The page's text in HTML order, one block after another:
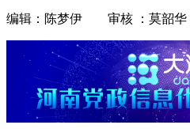
编辑：陈梦伊 审核 ：莫韶华